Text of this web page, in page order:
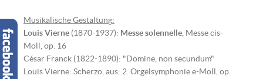
Musikalische Gestaltung:
Louis Vierne (1870-1937): Messe solennelle , Messe cis-
Moll, op. 16
César Franck (1822-1890): "Domine, non secundum"
Louis Vierne: Scherzo, aus: 2. Orgelsymphonie e-Moll, op.